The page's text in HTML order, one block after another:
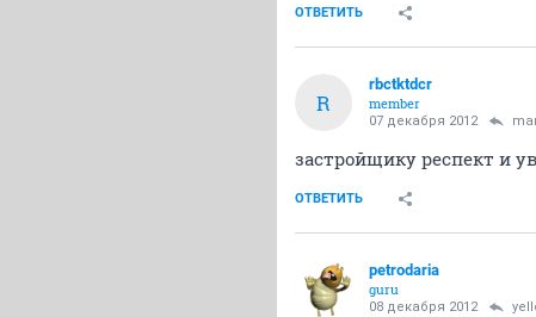
ОТВЕТИТЬ
R
rbctktdcr
member
07 декабря 2012
застройщику респект и
ОТВЕТИТЬ
petrodaria
guru
08 декабря 2012